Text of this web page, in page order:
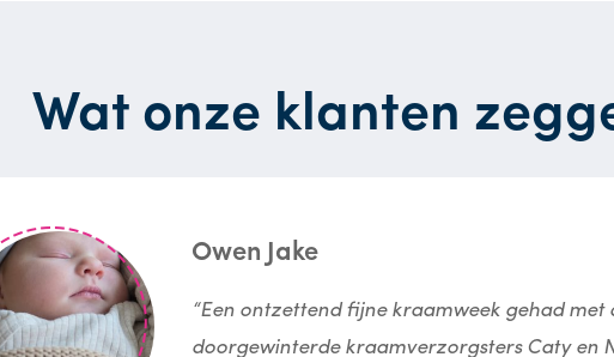
Wat onze klanten
Owen Jake
“Een ontzettend fijne kraamweek gehad met
doorgewinterde kraamverzorgsters Caty en